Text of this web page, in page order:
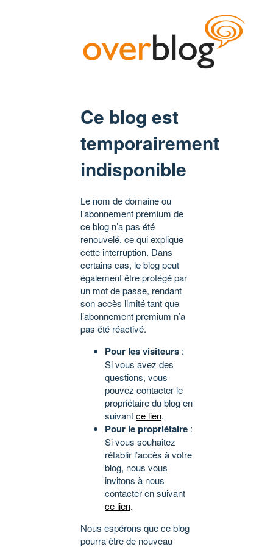
Ce blog est
temporairement
indisponible
Le nom de domaine ou
l’abonnement premium de
ce blog n’a pas été
renouvelé, ce qui explique
cette interruption. Dans
certains cas, le blog peut
également être protégé par
un mot de passe, rendant
son accès limité tant que
l’abonnement premium n’a
pas été réactivé.
Pour les visiteurs :
Si vous avez des
questions, vous
pouvez contacter le
propriétaire du blog en
suivantce lien.
Pour le propriétaire :
Si vous souhaitez
rétablir l’accès à votre
blog, nous vous
invitons à nous
contacter en suivant
ce lien.
Nous espérons que ce blog
pourra être de nouveau